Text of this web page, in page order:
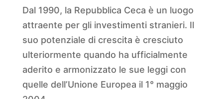
Dal 1990, la Repubblica Ceca è un luogo
attraente per gli investimenti stranieri. Il
suo potenziale di crescita è cresciuto
ulteriormente quando ha ufficialmente
aderito e armonizzato le sue leggi con
quelle dell’Unione Europea il 1° maggio